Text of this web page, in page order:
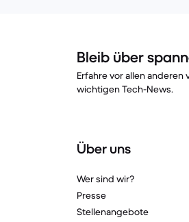
Bleib über
Erfahre vor allen
wichtigen Tech-News.
Über uns
Wer sind wir?
Presse
Stellenangebote